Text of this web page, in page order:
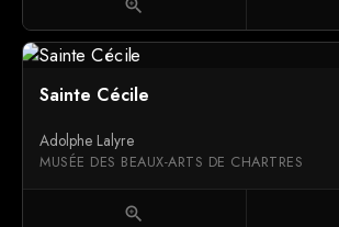
zoom_in
Sainte Cécile
Adolphe Lalyre
MUSÉE DES BEAUX-ARTS DE CHARTRES
zoom_in